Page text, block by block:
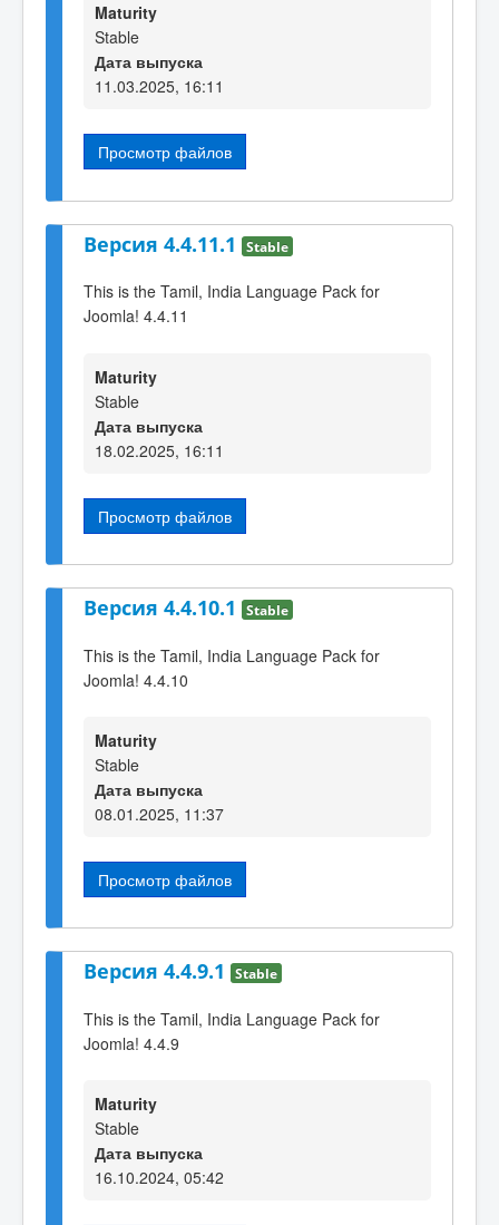
Maturity
Stable
Дата выпуска
11.03.2025, 16:11
Просмотр файлов
Версия 4.4.11.1 Stable
This is the Tamil, India Language Pack for
Joomla! 4.4.11
Maturity
Stable
Дата выпуска
18.02.2025, 16:11
Просмотр файлов
Версия 4.4.10.1 Stable
This is the Tamil, India Language Pack for
Joomla! 4.4.10
Maturity
Stable
Дата выпуска
08.01.2025, 11:37
Просмотр файлов
Версия 4.4.9.1 Stable
This is the Tamil, India Language Pack for
Joomla! 4.4.9
Maturity
Stable
Дата выпуска
16.10.2024, 05:42